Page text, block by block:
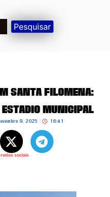
Pesquisar
Santa Filomena:
Estádio Municipal
9, 2025 16:41
sociais